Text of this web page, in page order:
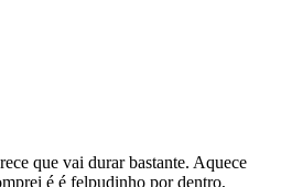
que vai durar bastante. Aquece
é é felpudinho por dentro,